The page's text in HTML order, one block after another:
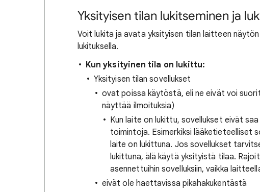
Yksityisen tilan lukitseminen ja
Voit lukita ja avata yksityisen tilan laitteen
lukituksella.
Kun yksityinen tila on lukittu:
Yksityisen tilan sovellukset
ovat poissa käytöstä, eli ne eivät voi
näyttää ilmoituksia)
Kun laite on lukittu, sovellukset eivät
toimintoja. Esimerkiksi lääketieteelliset
laite on lukittuna. Jos sovellukset
lukittuna, älä käytä yksityistä tilaa.
asennettuihin sovelluksiin, vaikka
eivät ole haettavissa pikahakukentästä